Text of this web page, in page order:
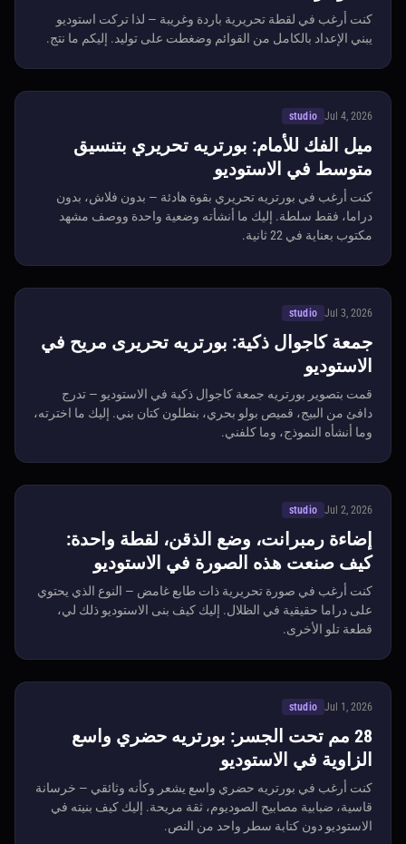
كنت أرغب في لقطة تحريرية باردة وغريبة — لذا تركت استوديو
يبني الإعداد بالكامل من القوائم وضغطت على توليد. إليكم ما نتج.
Jul 4, 2026
studio
ميل الفك للأمام: بورتريه تحريري بتنسيق
متوسط في الاستوديو
كنت أرغب في بورتريه تحريري بقوة هادئة — بدون فلاش، بدون
دراما، فقط سلطة. إليك ما أنشأته وضعية واحدة ووصف مشهد
مكتوب بعناية في 22 ثانية.
Jul 3, 2026
studio
جمعة كاجوال ذكية: بورتريه تحريرى مريح في
الاستوديو
قمت بتصوير بورتريه جمعة كاجوال ذكية في الاستوديو — تدرج
دافئ من البيج، قميص بولو بحري، بنطلون كتان بني. إليك ما اخترته،
وما أنشأه النموذج، وما كلفني.
Jul 2, 2026
studio
إضاءة رمبرانت، وضع الذقن، لقطة واحدة:
كيف صنعت هذه الصورة في الاستوديو
كنت أرغب في صورة تحريرية ذات طابع غامض — النوع الذي يحتوي
على دراما حقيقية في الظلال. إليك كيف بنى الاستوديو ذلك لي،
قطعة تلو الأخرى.
Jul 1, 2026
studio
28 مم تحت الجسر: بورتريه حضري واسع
الزاوية في الاستوديو
كنت أرغب في بورتريه حضري واسع يشعر وكأنه وثائقي — خرسانة
قاسية، ضبابية مصابيح الصوديوم، ثقة مريحة. إليك كيف بنيته في
الاستوديو دون كتابة سطر واحد من النص.